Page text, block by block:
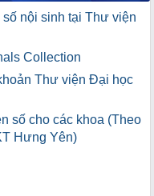
nội sinh tại Thư viện
Collection
Thư viện Đại học
số cho các khoa (Theo
Hưng Yên)